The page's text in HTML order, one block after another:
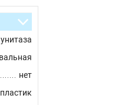
нет
пластик